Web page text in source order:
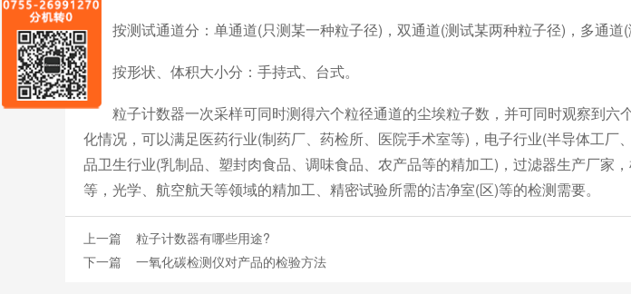
按测试通道分：单通道(只测某一种粒子径)，双通道(测试某两种粒子径)，多通道(
按形状、体积大小分：手持式、台式。
粒子计数器一次采样可同时测得六个粒径通道的尘埃粒子数，并可同时观察到六
化情况，可以满足医药行业(制药厂、药检所、医院手术室等)，电子行业(半导体工厂
品卫生行业(乳制品、塑封肉食品、调味食品、农产品等的精加工)，过滤器生产厂家
等，光学、航空航天等领域的精加工、精密试验所需的洁净室(区)等的检测需要。
上一篇 粒子计数器有哪些用途?
下一篇 一氧化碳检测仪对产品的检验方法